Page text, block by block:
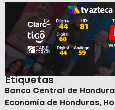
Etiquetas
Banco Central de
Economía de Honduras,